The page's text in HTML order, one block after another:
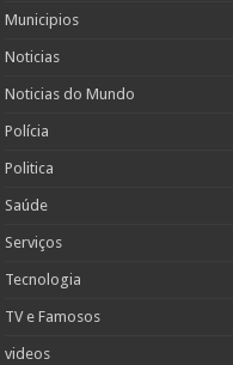
Municipios
Noticias
Noticias do Mundo
Polícia
Politica
Saúde
Serviços
Tecnologia
TV e Famosos
videos